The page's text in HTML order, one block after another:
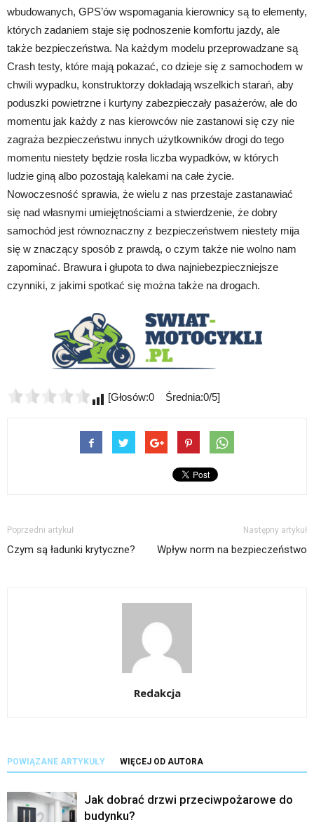
wbudowanych, GPS’ów wspomagania kierownicy są to elementy,
których zadaniem staje się podnoszenie komfortu jazdy, ale
także bezpieczeństwa. Na każdym modelu przeprowadzane są
Crash testy, które mają pokazać, co dzieje się z samochodem w
chwili wypadku, konstruktorzy dokładają wszelkich starań, aby
poduszki powietrzne i kurtyny zabezpieczały pasażerów, ale do
momentu jak każdy z nas kierowców nie zastanowi się czy nie
zagraża bezpieczeństwu innych użytkowników drogi do tego
momentu niestety będzie rosła liczba wypadków, w których
ludzie giną albo pozostają kalekami na całe życie.
Nowoczesność sprawia, że wielu z nas przestaje zastanawiać
się nad własnymi umiejętnościami a stwierdzenie, że dobry
samochód jest równoznaczny z bezpieczeństwem niestety mija
się w znaczący sposób z prawdą, o czym także nie wolno nam
zapominać. Brawura i głupota to dwa najniebezpieczniejsze
czynniki, z jakimi spotkać się można także na drogach.
[Głosów:0 Średnia:0/5]
Poprzedni artykuł
Czym są ładunki krytyczne?
Następny artykuł
Wpływ norm na bezpieczeństwo
Redakcja
POWIĄZANE ARTYKUŁY WIĘCEJ OD AUTORA
Jak dobrać drzwi przeciwpożarowe do
budynku?